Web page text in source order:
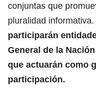
conjuntas que
pluralidad informativa.
participarán
General de la
que actuarán como
participación.